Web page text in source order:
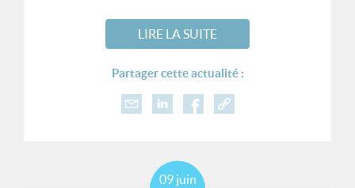
LIRE LA SUITE
Partager cette actualité :
09 juin